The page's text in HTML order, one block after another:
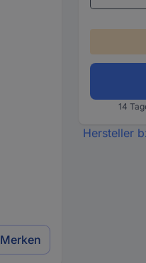
Merken
14
Hersteller